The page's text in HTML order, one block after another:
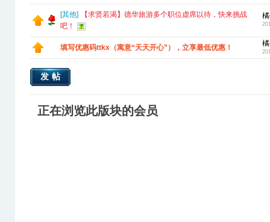
[其他]
【求贤若渴】德华旅游多个职位虚席以待，快来挑战
吧！
填写优惠码ttkx（寓意“天天开心”），立享最低优惠！
发帖
正在浏览此版块的会员